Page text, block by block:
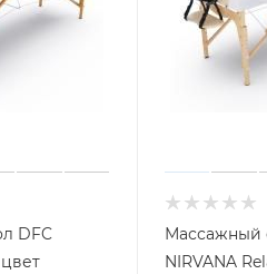
DFC
Массажный
NIRVANA